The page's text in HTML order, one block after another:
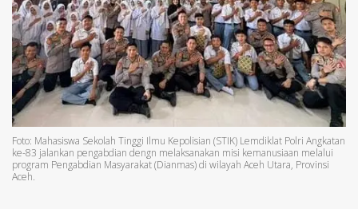
Foto: Mahasiswa Sekolah Tinggi Ilmu Kepolisian (STIK) Lemdiklat Polri Angkatan
ke-83 jalankan pengabdian dengn melaksanakan misi kemanusiaan melalui
program Pengabdian Masyarakat (Dianmas) di wilayah Aceh Utara, Provinsi
Aceh.